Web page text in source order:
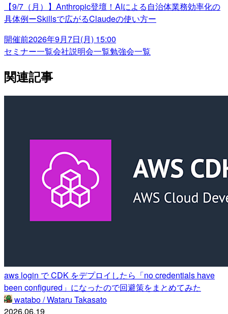
【9/7（月）】Anthropic登壇！AIによる自治体業務効率化の
具体例ーSkillsで広がるClaudeの使い方ー
開催前2026年9月7日(月) 15:00
セミナー一覧会社説明会一覧勉強会一覧
関連記事
aws login で CDK をデプロイしたら「no credentials have
been configured」になったので回避策をまとめてみた
watabo / Wataru Takasato
2026.06.19